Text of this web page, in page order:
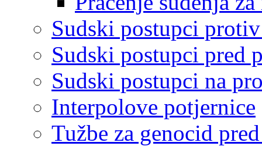
Sudski postupci
Sudski postupci pred
Sudski postupci na
Interpolove potjernice
Tužbe za genocid